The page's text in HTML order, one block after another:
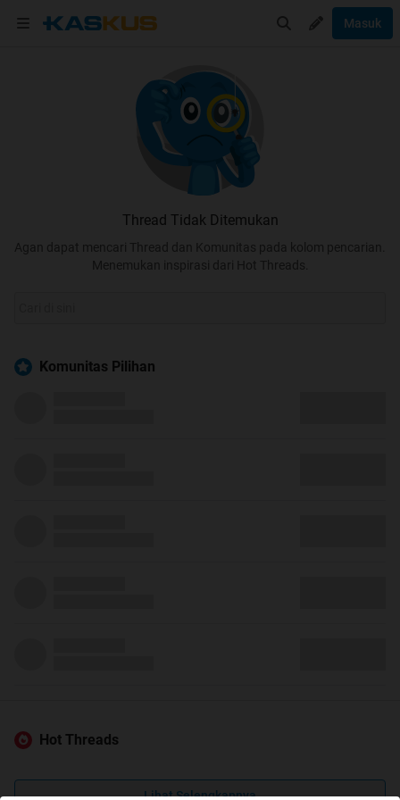
Masuk
Thread Tidak Ditemukan
Agan dapat mencari Thread dan Komunitas pada kolom pencarian.
Menemukan inspirasi dari Hot Threads.
Komunitas Pilihan
Hot Threads
Lihat Selengkapnya